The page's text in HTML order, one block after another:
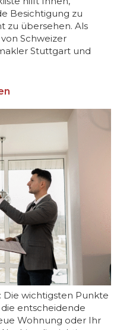
Besichtigung zu
zu übersehen. Als
Schweizer
Stuttgart und
Die wichtigsten Punkte
entscheidende
Wohnung oder Ihr